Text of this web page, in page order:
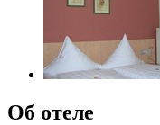
Об отеле